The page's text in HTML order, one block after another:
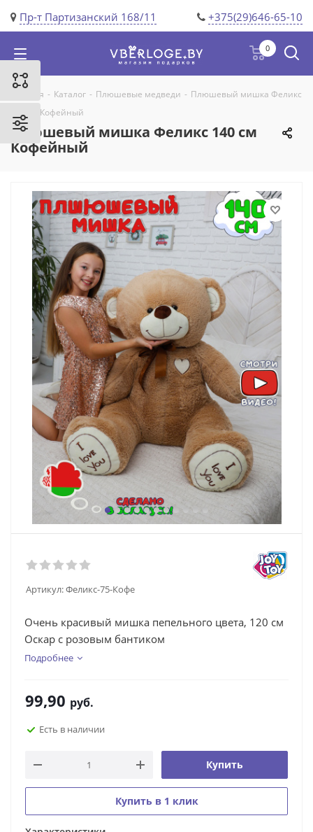
Пр-т Партизанский 168/11 +375(29)646-65-10
0
Главная - Каталог - Плюшевые медведи - Плюшевый мишка Феликс
140 см Кофейный
Плюшевый мишка Феликс 140 см
Кофейный
Артикул:Феликс-75-Кофе
Очень красивый мишка пепельного цвета, 120 см
Оскар с розовым бантиком
Подробнее
99,90 руб.
Есть в наличии
Купить
Купить в 1 клик